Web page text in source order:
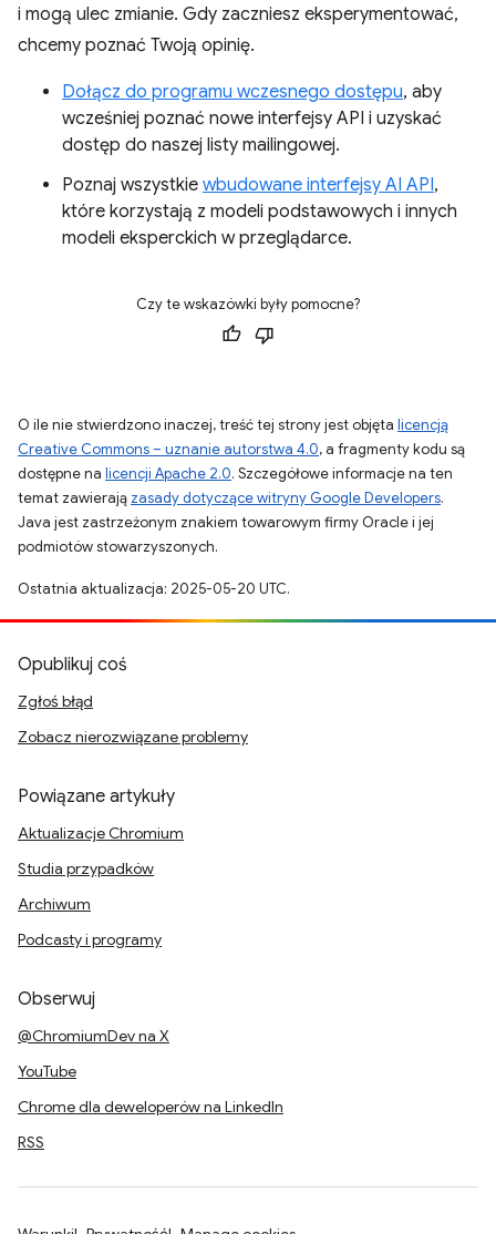
i mogą ulec zmianie. Gdy zaczniesz eksperymentować,
chcemy poznać Twoją opinię.
Dołącz do programu wczesnego dostępu, aby
wcześniej poznać nowe interfejsy API i uzyskać
dostęp do naszej listy mailingowej.
Poznaj wszystkie wbudowane interfejsy AI API,
które korzystają z modeli podstawowych i innych
modeli eksperckich w przeglądarce.
Czy te wskazówki były pomocne?
O ile nie stwierdzono inaczej, treść tej strony jest objęta licencją
Creative Commons – uznanie autorstwa 4.0, a fragmenty kodu są
dostępne na licencji Apache 2.0. Szczegółowe informacje na ten
temat zawierają zasady dotyczące witryny Google Developers.
Java jest zastrzeżonym znakiem towarowym firmy Oracle i jej
podmiotów stowarzyszonych.
Ostatnia aktualizacja: 2025-05-20 UTC.
Opublikuj coś
Zgłoś błąd
Zobacz nierozwiązane problemy
Powiązane artykuły
Aktualizacje Chromium
Studia przypadków
Archiwum
Podcasty i programy
Obserwuj
@ChromiumDev na X
YouTube
Chrome dla deweloperów na LinkedIn
RSS